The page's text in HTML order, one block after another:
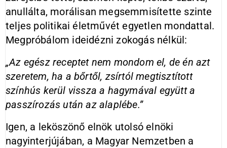
anullálta, morálisan megsemmisítette szinte
teljes politikai életművét egyetlen mondattal.
Megpróbálom ideidézni zokogás nélkül:
„​​Az egész receptet nem mondom el, de én azt
szeretem, ha a bőrtől, zsírtól megtisztított
színhús kerül vissza a hagymával együtt a
passzírozás után az alaplébe.”
Igen, a leköszönő elnök utolsó elnöki
nagyinterjújában, a Magyar Nemzetben a